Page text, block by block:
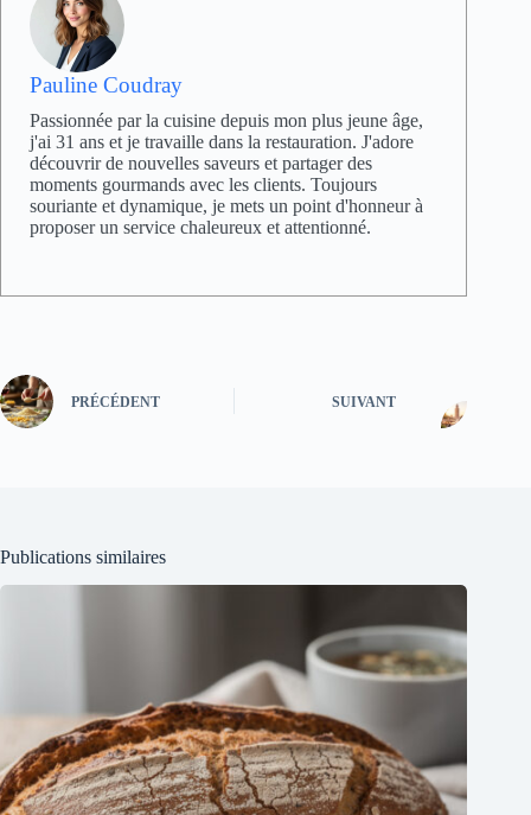
Pauline Coudray
Passionnée par la cuisine depuis mon plus jeune âge,
j'ai 31 ans et je travaille dans la restauration. J'adore
découvrir de nouvelles saveurs et partager des
moments gourmands avec les clients. Toujours
souriante et dynamique, je mets un point d'honneur à
proposer un service chaleureux et attentionné.
PRÉCÉDENT SUIVANT
Publications similaires